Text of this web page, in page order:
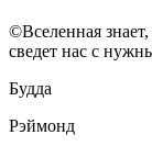
©Вселенная
сведет нас с
Будда
Рэймонд